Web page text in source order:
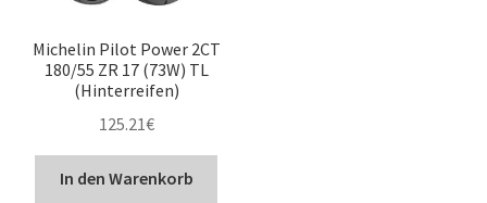
Michelin Pilot Power 2CT
180/55 ZR 17 (73W) TL
(Hinterreifen)
125.21€
In den Warenkorb